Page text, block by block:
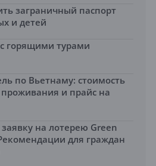
заграничный паспорт
и детей
горящими турами
по Вьетнаму: стоимость
проживания и прайс на
на лотерею Green
для граждан